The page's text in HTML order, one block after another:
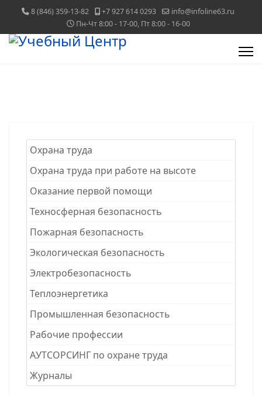
8 (846) 359-13-82 +7 927 614 0293
info@infoline63.ru
Пн-Чт 8:00 - 17-00, Пт 8:00 - 16-00
Охрана труда
Охрана труда при работе на высоте
Оказание первой помощи
Техносферная безопасность
Пожарная безопасность
Экологическая безопасность
Электробезопасность
Теплоэнергетика
Промышленная безопасность
Рабочие професcии
АУТСОРСИНГ по охране труда
Журналы